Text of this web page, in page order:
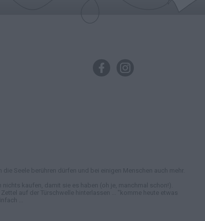
Seele berühren dürfen und bei einigen Menschen auch mehr.
kaufen, damit sie es haben (oh je, manchmal schon!).
auf der Türschwelle hinterlassen ... "komme heute etwas
...